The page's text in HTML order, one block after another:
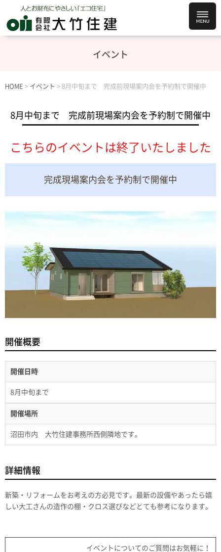
イベント
HOME > イベント > 8月中旬まで 完成前現場案内会を予約制で開催中
8月中旬まで 完成前現場案内会を予約制で開催中
こちらのイベントは終了いたしました
完成現場案内会を予約制で開催中
開催概要
開催日時
8月中旬まで
開催場所
沼田市内 大竹住建事務所西側隣地です。
詳細情報
新築・リフォームをお考えの方必見です。最新の設備やあったら嬉
しい大工さんの造作の棚・クロス選びなどとても参考になります。
イベントについてのご質問はお気軽に！